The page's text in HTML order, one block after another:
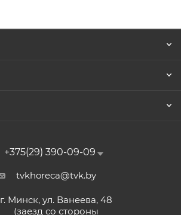
+375(29) 390-09-09
tvkhoreca@tvk.by
г. Минск, ул. Ванеева, 48
(заезд со стороны